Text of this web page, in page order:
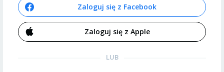
Zaloguj się z Facebook
Zaloguj się z Apple
LUB